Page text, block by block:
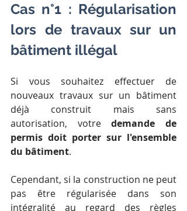
Cas n°1 : Régularisation
lors de travaux sur un
bâtiment illégal
Si vous souhaitez effectuer de
nouveaux travaux sur un bâtiment
déjà construit mais sans
autorisation, votre demande de
permis doit porter sur l'ensemble
du bâtiment.
Cependant, si la construction ne peut
pas être régularisée dans son
intégralité au regard des règles